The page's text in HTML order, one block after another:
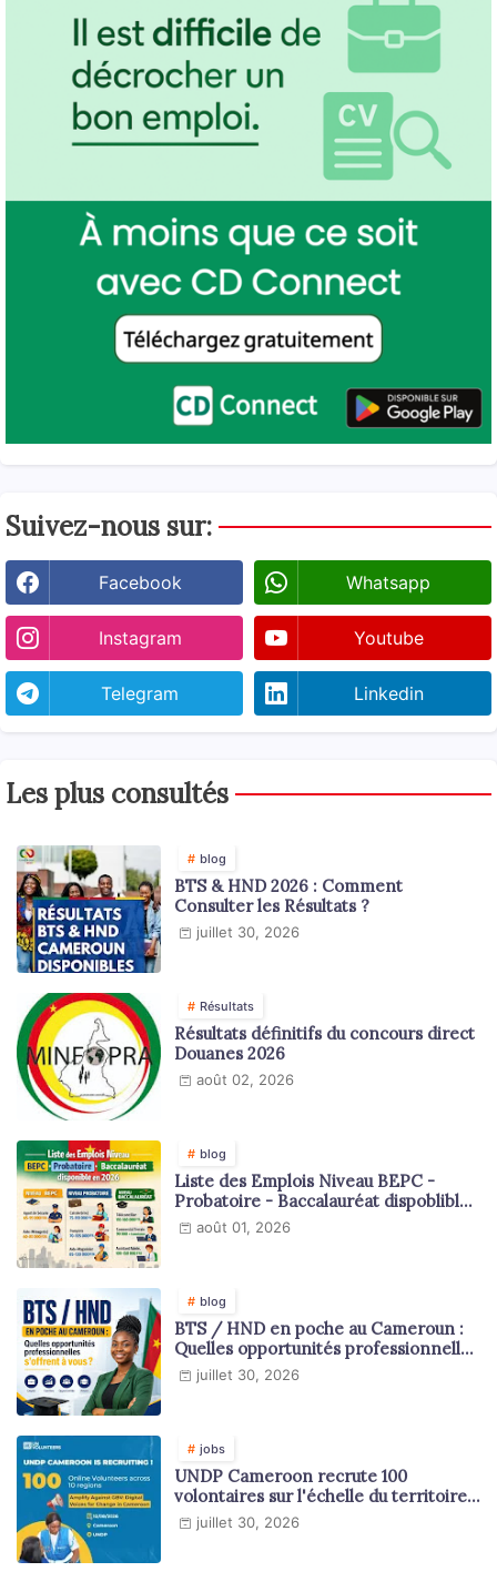
Suivez-nous sur:
Facebook Whatsapp
Instagram Youtube
Telegram Linkedin
Les plus consultés
blog
BTS & HND 2026 : Comment
Consulter les Résultats ?
juillet 30, 2026
Résultats
Résultats définitifs du concours direct
Douanes 2026
août 02, 2026
blog
Liste des Emplois Niveau BEPC -
Probatoire - Baccalauréat dispoblible
en 2026
août 01, 2026
blog
BTS / HND en poche au Cameroun :
Quelles opportunités professionnelles
s'offrent à vous ?
juillet 30, 2026
jobs
UNDP Cameroon recrute 100
volontaires sur l'échelle du territoire
national
juillet 30, 2026